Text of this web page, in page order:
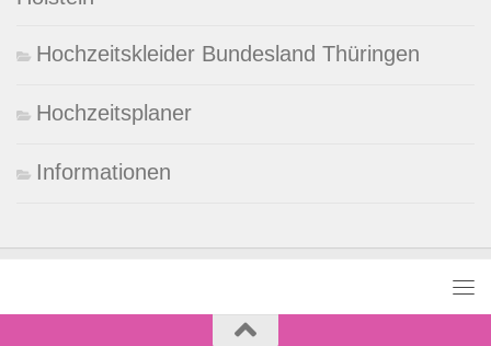
Hochzeitskleider Bundesland Thüringen
Hochzeitsplaner
Informationen